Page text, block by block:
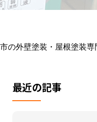
の外壁塗装・屋根塗装専
最近の記事